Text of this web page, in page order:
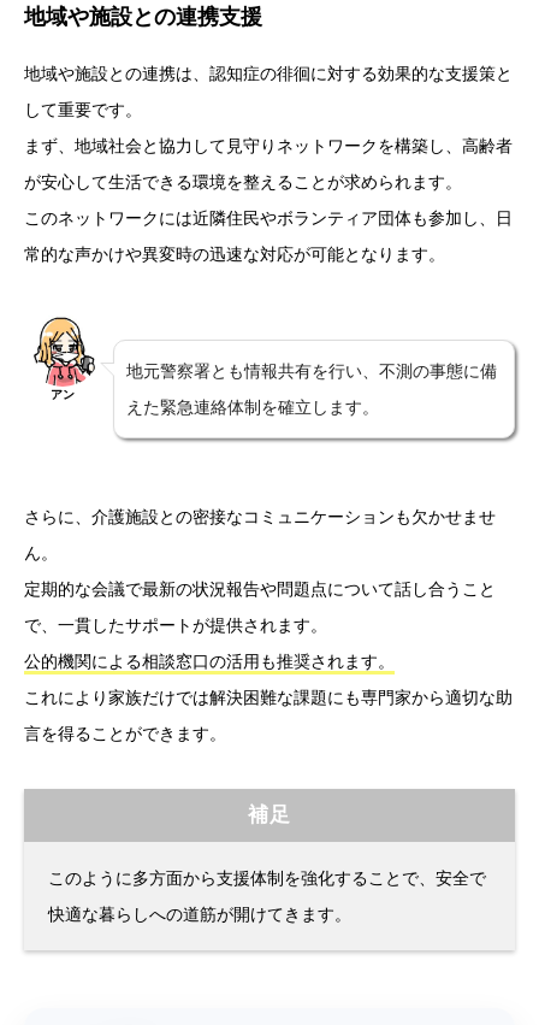
地域や施設との連携支援
地域や施設との連携は、認知症の徘徊に対する効果的な支援策と
して重要です。
まず、地域社会と協力して見守りネットワークを構築し、高齢者
が安心して生活できる環境を整えることが求められます。
このネットワークには近隣住民やボランティア団体も参加し、日
常的な声かけや異変時の迅速な対応が可能となります。
アン
地元警察署とも情報共有を行い、不測の事態に備
えた緊急連絡体制を確立します。
さらに、介護施設との密接なコミュニケーションも欠かせませ
ん。
定期的な会議で最新の状況報告や問題点について話し合うこと
で、一貫したサポートが提供されます。
公的機関による相談窓口の活用も推奨されます。
これにより家族だけでは解決困難な課題にも専門家から適切な助
言を得ることができます。
補足
このように多方面から支援体制を強化することで、安全で
快適な暮らしへの道筋が開けてきます。